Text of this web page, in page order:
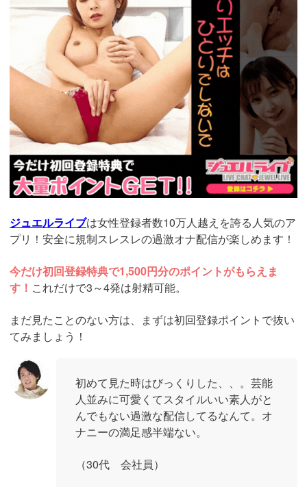
ジュエルライブは女性登録者数10万人越えを誇る人気のア
プリ！安全に規制スレスレの過激オナ配信が楽しめます！
今だけ初回登録特典で1,500円分のポイントがもらえま
す！ これだけで3～4発は射精可能。
まだ見たことのない方は、まずは初回登録ポイントで抜い
てみましょう！
初めて見た時はびっくりした、、。芸能
人並みに可愛くてスタイルいい素人がと
んでもない過激な配信してるなんて。オ
ナニーの満足感半端ない。
（30代 会社員）